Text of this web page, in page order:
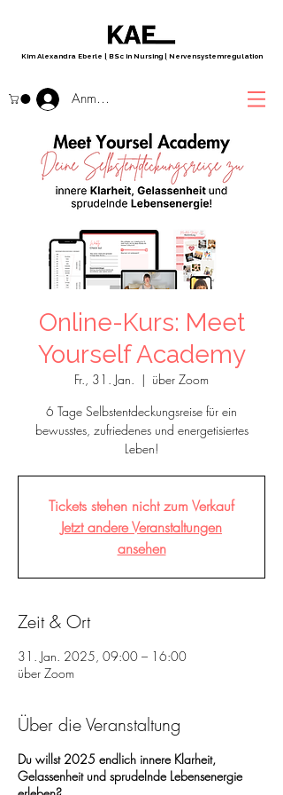
Kim Alexandra Eberle | BSc in Nursing | Nervensystemregulation
Anmelden
Online-Kurs: Meet
Yourself Academy
Fr., 31. Jan.
  |
über Zoom
6 Tage Selbstentdeckungsreise für ein
bewusstes, zufriedenes und energetisiertes
Leben!
Tickets stehen nicht zum Verkauf
Jetzt andere Veranstaltungen
ansehen
Zeit & Ort
31. Jan. 2025, 09:00 – 16:00
über Zoom
Über die Veranstaltung
Du willst 2025 endlich innere Klarheit,
Gelassenheit und sprudelnde Lebensenergie